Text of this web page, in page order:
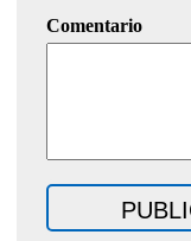
Comentario